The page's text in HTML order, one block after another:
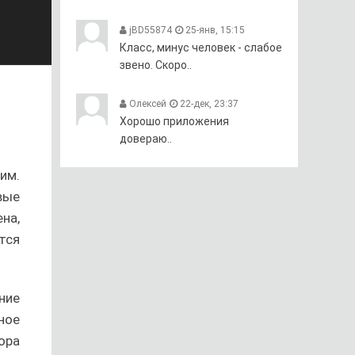
jBD55874 25-янв, 15:15
Класс, минус человек - слабое
звено. Скоро..
Олексей 22-дек, 23:37
Хорошо приложения
довераю..